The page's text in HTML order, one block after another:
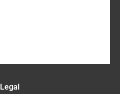
Legal